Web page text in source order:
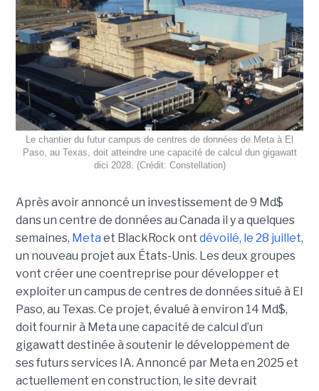
Le chantier du futur campus de centres de données de Meta à El
Paso, au Texas, doit atteindre une capacité de calcul dun gigawatt
dici 2028. (Crédit: Constellation)
Après avoir annoncé un investissement de 9 Md$
dans un centre de données au Canada il y a quelques
semaines, Meta et BlackRock ont dévoilé, le 28 juillet,
un nouveau projet aux États-Unis. Les deux groupes
vont créer une coentreprise pour développer et
exploiter un campus de centres de données situé à El
Paso, au Texas. Ce projet, évalué à environ 14 Md$,
doit fournir à Meta une capacité de calcul d’un
gigawatt destinée à soutenir le développement de
ses futurs services IA. Annoncé par Meta en 2025 et
actuellement en construction, le site devrait